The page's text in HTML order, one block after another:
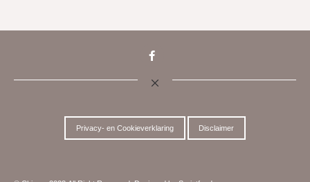
Privacy- en Cookieverklaring Disclaimer